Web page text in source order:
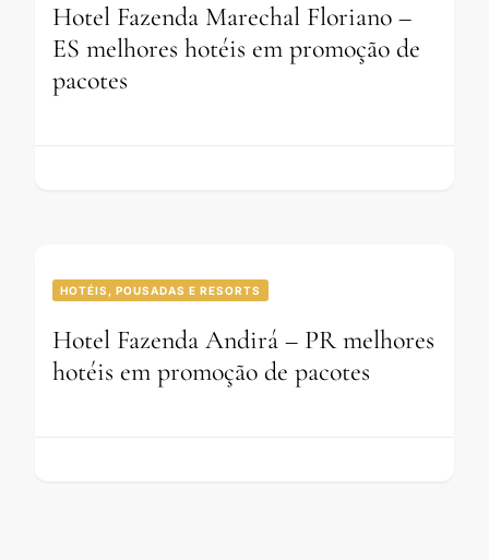
Hotel Fazenda Marechal Floriano –
ES melhores hotéis em promoção de
pacotes
HOTÉIS, POUSADAS E RESORTS
Hotel Fazenda Andirá – PR melhores
hotéis em promoção de pacotes